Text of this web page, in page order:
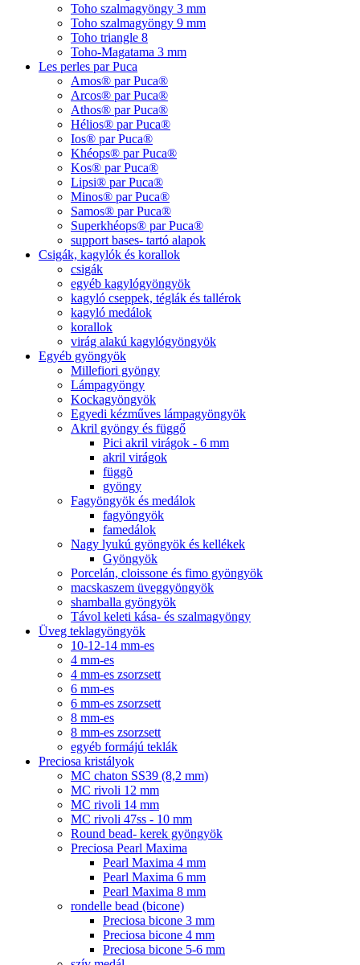
Toho szalmagyöngy 3 mm
Toho szalmagyöngy 9 mm
Toho triangle 8
Toho-Magatama 3 mm
Les perles par Puca
Amos® par Puca®
Arcos® par Puca®
Athos® par Puca®
Hélios® par Puca®
Ios® par Puca®
Khéops® par Puca®
Kos® par Puca®
Lipsi® par Puca®
Minos® par Puca®
Samos® par Puca®
Superkhéops® par Puca®
support bases- tartó alapok
Csigák, kagylók és korallok
csigák
egyéb kagylógyöngyök
kagyló cseppek, téglák és tallérok
kagyló medálok
korallok
virág alakú kagylógyöngyök
Egyéb gyöngyök
Millefiori gyöngy
Lámpagyöngy
Kockagyöngyök
Egyedi kézműves lámpagyöngyök
Akril gyöngy és függő
Pici akril virágok - 6 mm
akril virágok
függõ
gyöngy
Fagyöngyök és medálok
fagyöngyök
famedálok
Nagy lyukú gyöngyök és kellékek
Gyöngyök
Porcelán, cloissone és fimo gyöngyök
macskaszem üveggyöngyök
shamballa gyöngyök
Távol keleti kása- és szalmagyöngy
Üveg teklagyöngyök
10-12-14 mm-es
4 mm-es
4 mm-es zsorzsett
6 mm-es
6 mm-es zsorzsett
8 mm-es
8 mm-es zsorzsett
egyéb formájú teklák
Preciosa kristályok
MC chaton SS39 (8,2 mm)
MC rivoli 12 mm
MC rivoli 14 mm
MC rivoli 47ss - 10 mm
Round bead- kerek gyöngyök
Preciosa Pearl Maxima
Pearl Maxima 4 mm
Pearl Maxima 6 mm
Pearl Maxima 8 mm
rondelle bead (bicone)
Preciosa bicone 3 mm
Preciosa bicone 4 mm
Preciosa bicone 5-6 mm